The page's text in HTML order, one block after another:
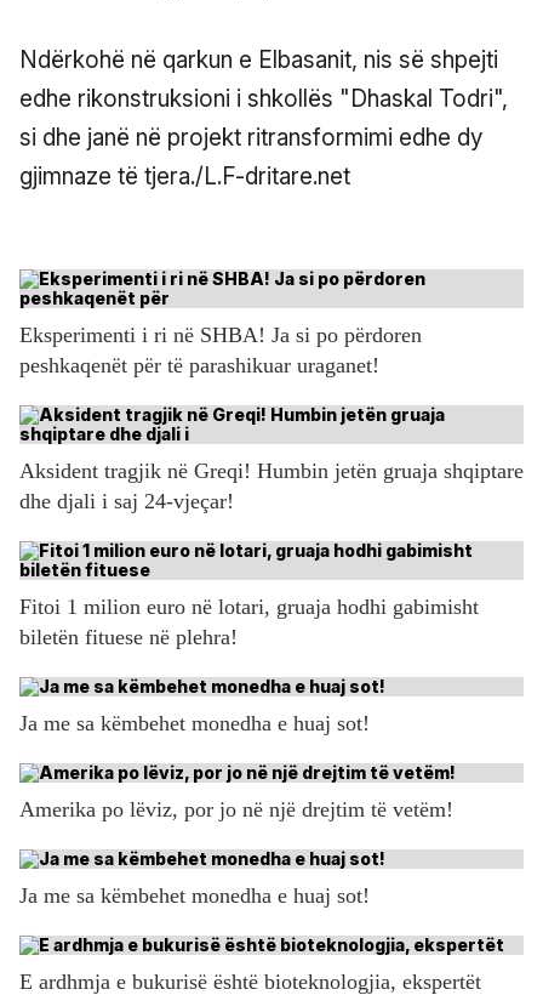
Ndërkohë në qarkun e Elbasanit, nis së shpejti
edhe rikonstruksioni i shkollës "Dhaskal Todri",
si dhe janë në projekt ritransformimi edhe dy
gjimnaze të tjera./L.F-dritare.net
Eksperimenti i ri në SHBA! Ja si po përdoren
peshkaqenët për të parashikuar uraganet!
Aksident tragjik në Greqi! Humbin jetën gruaja shqiptare
dhe djali i saj 24-vjeçar!
Fitoi 1 milion euro në lotari, gruaja hodhi gabimisht
biletën fituese në plehra!
Ja me sa këmbehet monedha e huaj sot!
Amerika po lëviz, por jo në një drejtim të vetëm!
Ja me sa këmbehet monedha e huaj sot!
E ardhmja e bukurisë është bioteknologjia, ekspertët